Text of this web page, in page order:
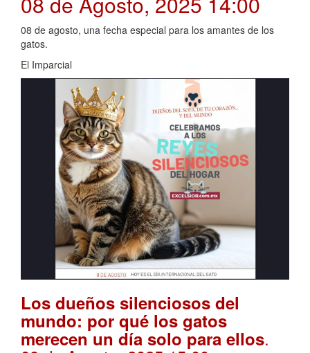
08 de agosto, una fecha especial para los amantes de los
gatos.
El Imparcial
Los dueños silenciosos del
mundo: por qué los gatos
merecen un día solo para ellos.